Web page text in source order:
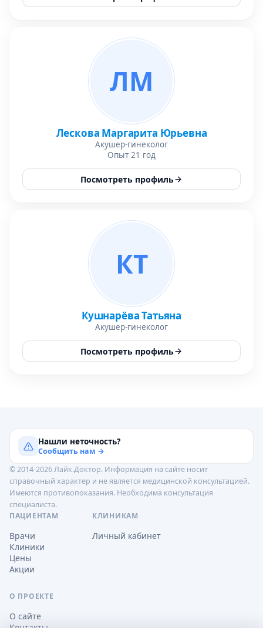
ЛМ
Лескова Маргарита Юрьевна
Акушер-гинеколог
Опыт 21 год
Посмотреть профиль
КТ
Кушнарёва Татьяна
Акушер-гинеколог
Посмотреть профиль
Нашли неточность?
Сообщить нам →
© 2014-2026 Лайк.Доктор. Информация на сайте носит
справочный характер и не является медицинской консультацией.
Имеются противопоказания. Необходима консультация
специалиста.
ПАЦИЕНТАМ
Врачи
Клиники
Цены
Акции
КЛИНИКАМ
Личный кабинет
О ПРОЕКТЕ
О сайте
Контакты